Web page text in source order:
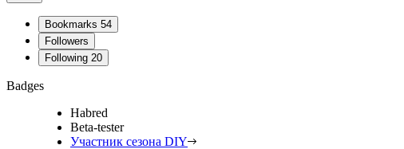
Bookmarks 54
Followers
Following 20
Badges
Habred
Beta-tester
Участник сезона DIY